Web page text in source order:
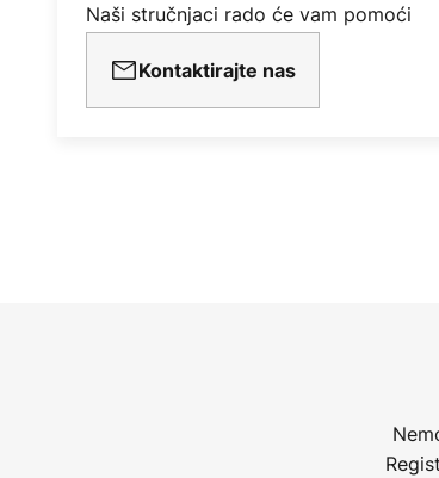
Naši stručnjaci rado će vam pomoći
Kontaktirajte nas